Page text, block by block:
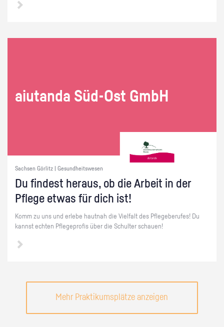
ai­utan­da Süd-Ost GmbH
Sachsen Görlitz | Gesundheitswesen
Du fin­dest her­aus, ob die Ar­beit in der
Pfle­ge etwas für dich ist!
Komm zu uns und er­le­be haut­nah die Viel­falt des Pfle­ge­be­ru­fes! Du
kannst ech­ten Pfle­ge­pro­fis über die Schul­ter schau­en!
Mehr Praktikumsplätze anzeigen